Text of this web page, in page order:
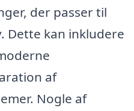
der passer til
Dette kan inkludere
af
Nogle af